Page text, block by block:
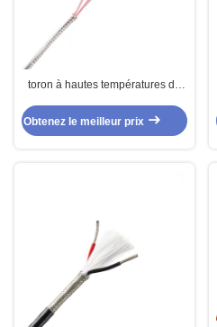
toron à hautes températures du
d'argent de l'électronique
Obtenez le meilleur prix